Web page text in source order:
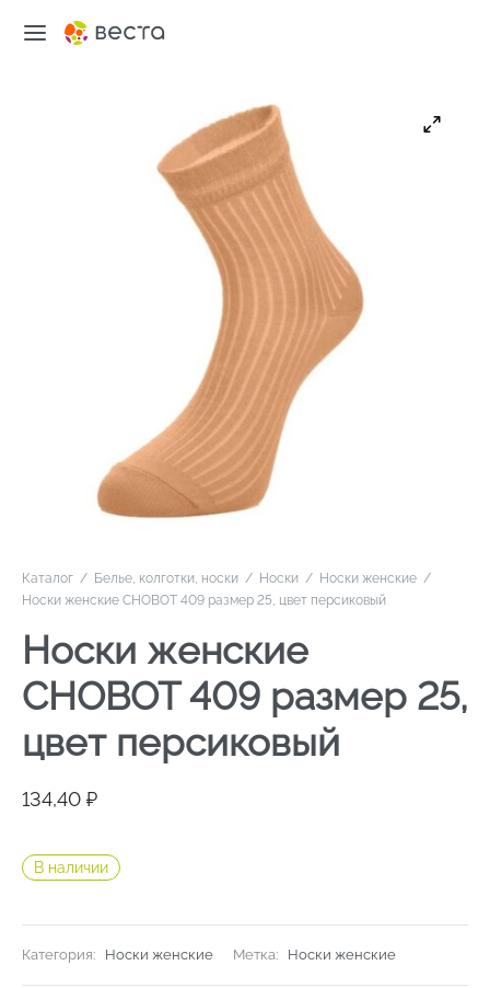
Каталог / Белье, колготки, носки / Носки / Носки женские /
Носки женские CHOBOT 409 размер 25, цвет персиковый
Носки женские
CHOBOT 409 размер 25,
цвет персиковый
134,40 ₽
В наличии
Категория: Носки женские Метка: Носки женские